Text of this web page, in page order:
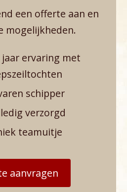
een offerte aan en
mogelijkheden.
ervaring met
schipper
verzorgd
teamuitje
aanvragen